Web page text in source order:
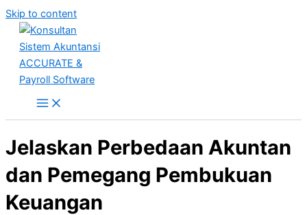
Skip to content
Jelaskan Perbedaan Akuntan
dan Pemegang Pembukuan
Keuangan